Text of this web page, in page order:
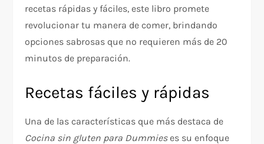
recetas rápidas y fáciles, este libro promete
revolucionar tu manera de comer, brindando
opciones sabrosas que no requieren más de 20
minutos de preparación.
Recetas fáciles y rápidas
Una de las características que más destaca de
Cocina sin gluten para Dummieses su enfoque